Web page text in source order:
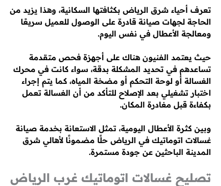
تعرف أحياء شرق الرياض بكثافتها السكانية، وهذا يزيد من
الحاجة لجهات صيانة قادرة على الوصول للعميل سريعًا
ومعالجة الأعطال في نفس اليوم.
حيث يعتمد الفنيون هناك على أجهزة فحص متقدمة
تساعدهم في تحديد المشكلة بدقة، سواء كانت في محرك
الغسالة أو لوحة التحكم أو مضخة المياه، كما يتم إجراء
اختبار تشغيلي بعد الإصلاح للتأكد من أن الغسالة تعمل
بكفاءة قبل مغادرة المكان.
وبين كثرة الأعطال اليومية، تمثل الاستعانة بخدمة صيانة
غسالات اتوماتيك في الرياض حلًا مضمونًا لأهالي شرق
المدينة الباحثين عن جودة مستمرة.
تصليح غسالات اتوماتيك غرب الرياض